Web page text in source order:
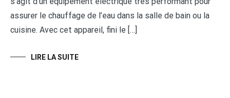
assurer le chauffage de l’eau dans la salle de bain ou la
cuisine. Avec cet appareil, fini le […]
LIRE LA SUITE